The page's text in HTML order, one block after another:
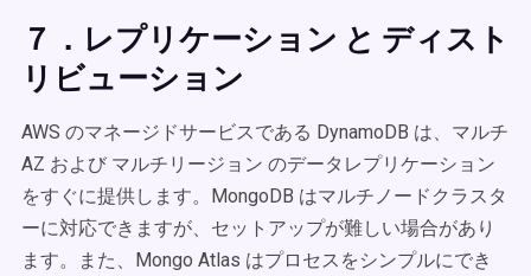
７．レプリケーション と ディスト
リビューション
AWS のマネージドサービスである DynamoDB は、マルチ
AZ および マルチリージョン のデータレプリケーション
をすぐに提供します。MongoDB はマルチノードクラスタ
ーに対応できますが、セットアップが難しい場合があり
ます。また、Mongo Atlas はプロセスをシンプルにでき